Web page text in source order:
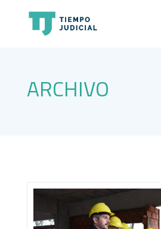
ARCHIVO